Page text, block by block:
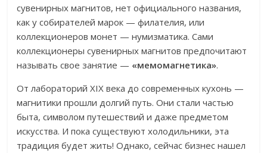
сувенирных магнитов, нет официального названия,
как у собирателей марок — филателия, или
коллекционеров монет — нумизматика. Сами
коллекционеры сувенирных магнитов предпочитают
называть свое занятие — «мемомагнетика».
От лабораторий XIX века до современных кухонь —
магнитики прошли долгий путь. Они стали частью
быта, символом путешествий и даже предметом
искусства. И пока существуют холодильники, эта
традиция будет жить! Однако, сейчас бизнес нашел